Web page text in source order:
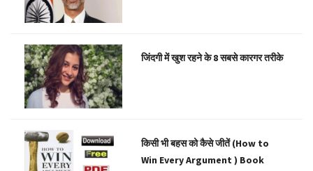
जिंदगी में खुश रहने के 8 सबसे कारगर तरीके
किसी भी बहस को कैसे जीतें (How to
Win Every Argument ) Book